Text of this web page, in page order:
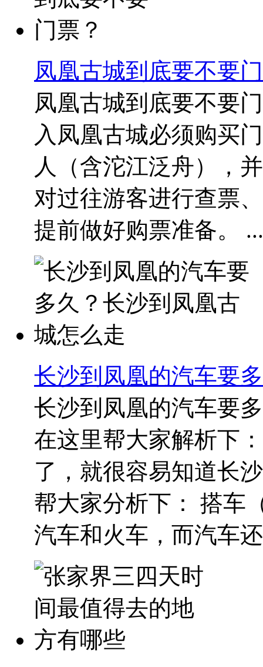
凤凰古城到底要不要
凤凰古城到底要不要
入凤凰古城必须购买
人（含沱江泛舟），
对过往游客进行查票
提前做好购票准备。 ...
长沙到凤凰的汽车要
长沙到凤凰的汽车要
在这里帮大家解析下
了，就很容易知道长
帮大家分析下： 搭车
汽车和火车，而汽车